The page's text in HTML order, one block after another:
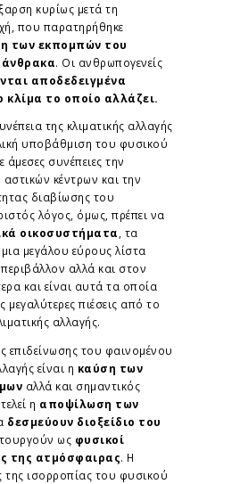
κυρίως μετά τη
που παρατηρήθηκε
των εκπομπών του
άνθρακα. Οι ανθρωπογενείς
αποδεδειγμένα
κλίμα το οποίο αλλάζει.
της κλιματικής αλλαγής
υποβάθμιση του φυσικού
άμεσες συνέπειες την
κέντρων και την
διαβίωσης του
λόγος, όμως, πρέπει να
οικοσυστήματα, τα
μεγάλου εύρους λίστα
αλλά και στον
και είναι αυτά τα οποία
μεγαλύτερες πιέσεις από το
αλλαγής.
επιδείνωσης του φαινομένου
είναι η καύση των
αλλά και σημαντικός
η αποψίλωση των
δεσμεύουν διοξείδιο του
ως φυσικοί
της ατμόσφαιρας. Η
της ισορροπίας του φυσικού